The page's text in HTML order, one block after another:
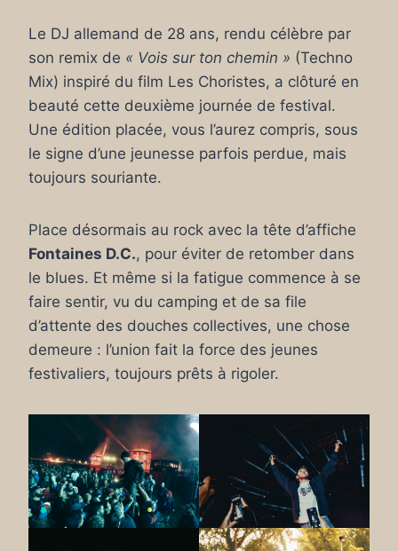
Le DJ allemand de 28 ans, rendu célèbre par
son remix de « Vois sur ton chemin » (Techno
Mix) inspiré du film Les Choristes, a clôturé en
beauté cette deuxième journée de festival.
Une édition placée, vous l’aurez compris, sous
le signe d’une jeunesse parfois perdue, mais
toujours souriante.
Place désormais au rock avec la tête d’affiche
Fontaines D.C., pour éviter de retomber dans
le blues. Et même si la fatigue commence à se
faire sentir, vu du camping et de sa file
d’attente des douches collectives, une chose
demeure : l’union fait la force des jeunes
festivaliers, toujours prêts à rigoler.